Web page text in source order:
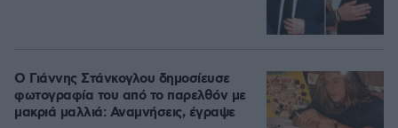
Ο Γιάννης Στάνκογλου δημοσίευσε
φωτογραφία του από το παρελθόν με
μακριά μαλλιά: Αναμνήσεις, έγραψε